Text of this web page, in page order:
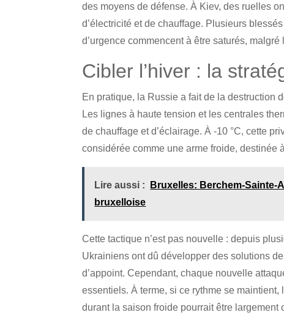
des moyens de défense. À Kiev, des ruelles
d’électricité et de chauffage. Plusieurs
d’urgence commencent à être saturés,
Cibler l’hiver : la
En pratique, la Russie a fait de la destruction
Les lignes à haute tension et les centrales
de chauffage et d’éclairage. À -10 °C, cette
considérée comme une arme froide, destinée
Lire aussi :
Bruxelles: Berchem-Sainte-
bruxelloise
Cette tactique n’est pas nouvelle : depuis
Ukrainiens ont dû développer des solutions
d’appoint. Cependant, chaque nouvelle
essentiels. À terme, si ce rythme se
durant la saison froide pourrait être largement